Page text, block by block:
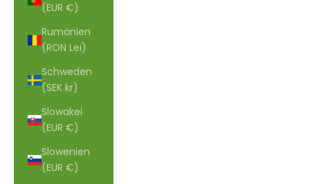
(EUR €)
Rumänien
(RON Lei)
Schweden
(SEK kr)
Slowakei
(EUR €)
Slowenien
(EUR €)